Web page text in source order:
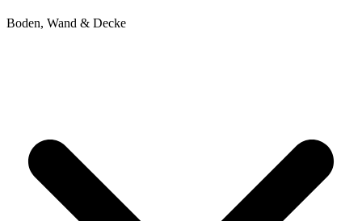
Boden, Wand & Decke